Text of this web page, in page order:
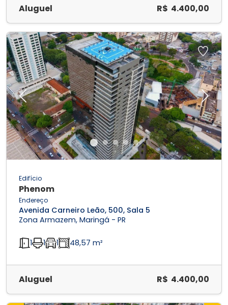
Aluguel R$ 4.400,00
Previous Next
Edifício
Phenom
Endereço
Avenida Carneiro Leão, 500, Sala 5
Zona Armazem, Maringá - PR
1 1 1 48,57 m²
Aluguel R$ 4.400,00